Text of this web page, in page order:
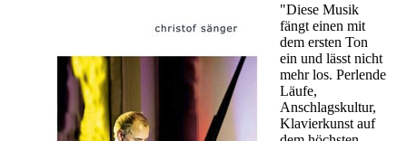
"Diese Musik
fängt einen mit
dem ersten Ton
ein und lässt nicht
mehr los. Perlende
Läufe,
Anschlagskultur,
Klavierkunst auf